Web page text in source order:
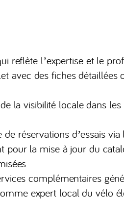
reflète l’expertise et le
avec des fiches détaillées
la visibilité locale dans
réservations d’essais via
pour la mise à jour du
complémentaires
expert local du vélo